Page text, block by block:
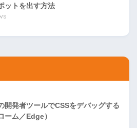
ットを出す方法
開発者ツールでCSSをデバッグする
ーム／Edge）